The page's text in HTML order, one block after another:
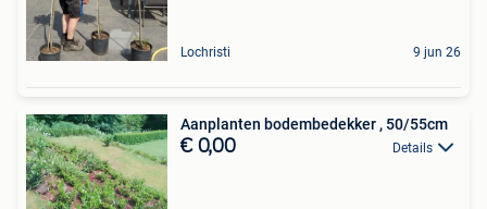
Lochristi 9 jun 26
Aanplanten bodembedekker , 50/55cm
€ 0,00 Details